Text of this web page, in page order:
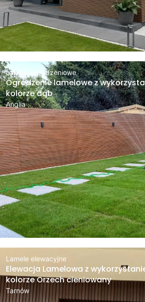
Lamele ogrodzeniowe
Ogrodzenie lamelowe z
kolorze dąb
Anglia
Lamele elewacyjne
Elewacja Lamelowa z
kolorze Orzech cieniowany
Tarnów